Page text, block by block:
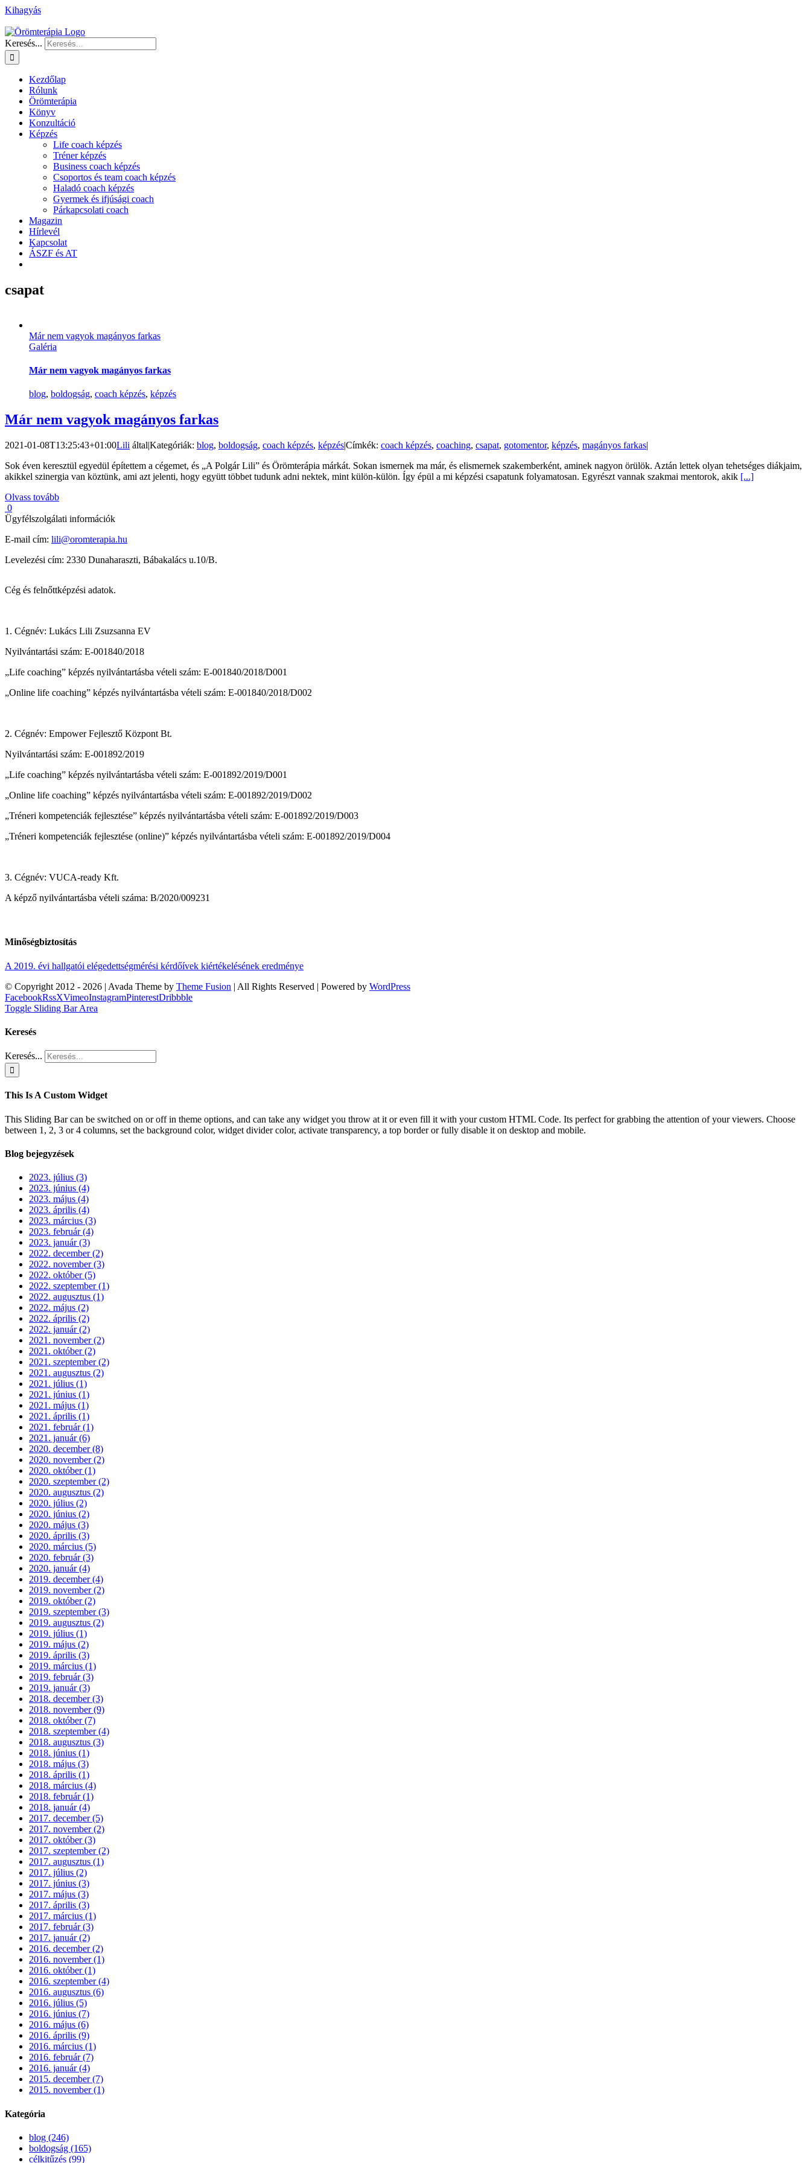
Kihagyás
Keresés...
Kezdőlap
Rólunk
Örömterápia
Könyv
Konzultáció
Képzés
Life coach képzés
Tréner képzés
Business coach képzés
Csoportos és team coach képzés
Haladó coach képzés
Gyermek és ifjúsági coach
Párkapcsolati coach
Magazin
Hírlevél
Kapcsolat
ÁSZF és AT
csapat
Már nem vagyok magányos farkas
Galéria
Már nem vagyok magányos farkas
blog, boldogság, coach képzés, képzés
Már nem vagyok magányos farkas
2021-01-08T13:25:43+01:00Lili által|Kategóriák: blog, boldogság, coach képzés, képzés|Címkék: coach képzés, coaching, csapat, gotomentor, képzés, magányos farkas|
Sok éven keresztül egyedül építettem a cégemet, és „A Polgár Lili” és Örömterápia márkát. Sokan ismernek ma már, és elismernek szakemberként, aminek nagyon örülök. Aztán lettek olyan tehetséges diákjaim,
akikkel szinergia van köztünk, ami azt jelenti, hogy együtt többet tudunk adni nektek, mint külön-külön. Így épül a mi képzési csapatunk folyamatosan. Egyrészt vannak szakmai mentorok, akik [...]
Olvass tovább
0
Ügyfélszolgálati információk
E-mail cím: lili@oromterapia.hu
Levelezési cím: 2330 Dunaharaszti, Bábakalács u.10/B.
Cég és felnőttképzési adatok.
1. Cégnév: Lukács Lili Zsuzsanna EV
Nyilvántartási szám: E-001840/2018
„Life coaching” képzés nyilvántartásba vételi szám: E-001840/2018/D001
„Online life coaching” képzés nyilvántartásba vételi szám: E-001840/2018/D002
2. Cégnév: Empower Fejlesztő Központ Bt.
Nyilvántartási szám: E-001892/2019
„Life coaching” képzés nyilvántartásba vételi szám: E-001892/2019/D001
„Online life coaching” képzés nyilvántartásba vételi szám: E-001892/2019/D002
„Tréneri kompetenciák fejlesztése” képzés nyilvántartásba vételi szám: E-001892/2019/D003
„Tréneri kompetenciák fejlesztése (online)” képzés nyilvántartásba vételi szám: E-001892/2019/D004
3. Cégnév: VUCA-ready Kft.
A képző nyilvántartásba vételi száma: B/2020/009231
Minőségbiztosítás
A 2019. évi hallgatói elégedettségmérési kérdőívek kiértékelésének eredménye
© Copyright 2012 - 2026 | Avada Theme by Theme Fusion | All Rights Reserved | Powered by WordPress
FacebookRssXVimeoInstagramPinterestDribbble
Toggle Sliding Bar Area
Keresés
Keresés...
This Is A Custom Widget
This Sliding Bar can be switched on or off in theme options, and can take any widget you throw at it or even fill it with your custom HTML Code. Its perfect for grabbing the attention of your viewers. Choose
between 1, 2, 3 or 4 columns, set the background color, widget divider color, activate transparency, a top border or fully disable it on desktop and mobile.
Blog bejegyzések
2023. július (3)
2023. június (4)
2023. május (4)
2023. április (4)
2023. március (3)
2023. február (4)
2023. január (3)
2022. december (2)
2022. november (3)
2022. október (5)
2022. szeptember (1)
2022. augusztus (1)
2022. május (2)
2022. április (2)
2022. január (2)
2021. november (2)
2021. október (2)
2021. szeptember (2)
2021. augusztus (2)
2021. július (1)
2021. június (1)
2021. május (1)
2021. április (1)
2021. február (1)
2021. január (6)
2020. december (8)
2020. november (2)
2020. október (1)
2020. szeptember (2)
2020. augusztus (2)
2020. július (2)
2020. június (2)
2020. május (3)
2020. április (3)
2020. március (5)
2020. február (3)
2020. január (4)
2019. december (4)
2019. november (2)
2019. október (2)
2019. szeptember (3)
2019. augusztus (2)
2019. július (1)
2019. május (2)
2019. április (3)
2019. március (1)
2019. február (3)
2019. január (3)
2018. december (3)
2018. november (9)
2018. október (7)
2018. szeptember (4)
2018. augusztus (3)
2018. június (1)
2018. május (3)
2018. április (1)
2018. március (4)
2018. február (1)
2018. január (4)
2017. december (5)
2017. november (2)
2017. október (3)
2017. szeptember (2)
2017. augusztus (1)
2017. július (2)
2017. június (3)
2017. május (3)
2017. április (3)
2017. március (1)
2017. február (3)
2017. január (2)
2016. december (2)
2016. november (1)
2016. október (1)
2016. szeptember (4)
2016. augusztus (6)
2016. július (5)
2016. június (7)
2016. május (6)
2016. április (9)
2016. március (1)
2016. február (7)
2016. január (4)
2015. december (7)
2015. november (1)
Kategória
blog (246)
boldogság (165)
célkitűzés (99)